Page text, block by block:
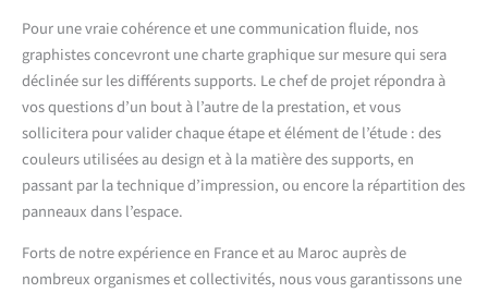
Pour une vraie cohérence et une communication fluide, nos
graphistes concevront une charte graphique sur mesure qui sera
déclinée sur les différents supports. Le chef de projet répondra à
vos questions d’un bout à l’autre de la prestation, et vous
sollicitera pour valider chaque étape et élément de l’étude : des
couleurs utilisées au design et à la matière des supports, en
passant par la technique d’impression, ou encore la répartition des
panneaux dans l’espace.
Forts de notre expérience en France et au Maroc auprès de
nombreux organismes et collectivités, nous vous garantissons une